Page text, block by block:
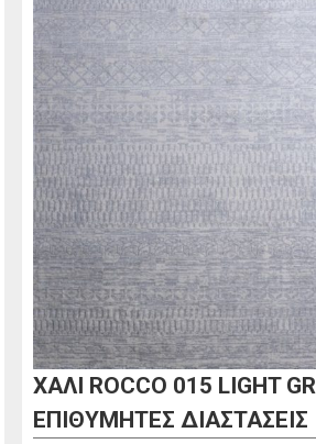
ΧΑΛΙ ROCCO 015 LIGHT
ΕΠΙΘΥΜΗΤΕΣ ΔΙΑΣΤΑΣΕΙΣ